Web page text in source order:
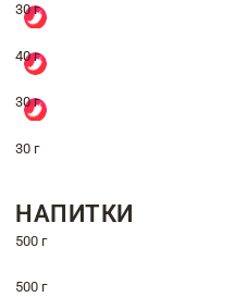
30 г
40 г
30 г
30 г
НАПИТКИ
500 г
500 г